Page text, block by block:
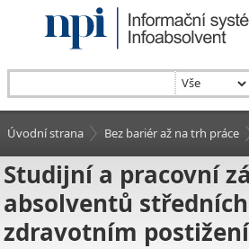
Úvodní strana Bez bariér až na trh práce
Studijní a pracovní
absolventů
zdravotním